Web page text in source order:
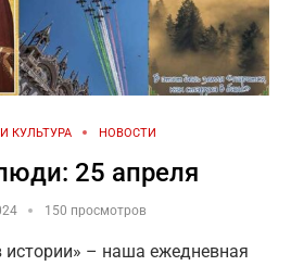
КУЛЬТУРА НОВОСТИ
25 апреля
150 просмотров
истории» – наша ежедневная